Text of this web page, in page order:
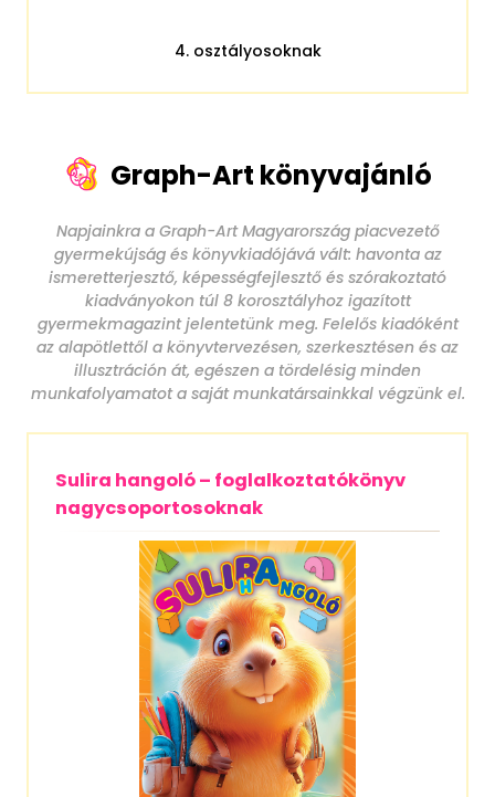
4. osztályosoknak
Graph-Art könyvajánló
Napjainkra a Graph-Art Magyarország piacvezető
gyermekújság és könyvkiadójává vált: havonta az
ismeretterjesztő, képességfejlesztő és szórakoztató
kiadványokon túl 8 korosztályhoz igazított
gyermekmagazint jelentetünk meg. Felelős kiadóként
az alapötlettől a könyvtervezésen, szerkesztésen és az
illusztráción át, egészen a tördelésig minden
munkafolyamatot a saját munkatársainkkal végzünk el.
Sulira hangoló – foglalkoztatókönyv
nagycsoportosoknak